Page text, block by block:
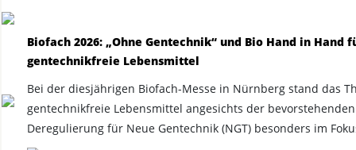
Biofach 2026: „Ohne Gentechnik“ und Bio Hand in Hand
gentechnikfreie Lebensmittel
Bei der diesjährigen Biofach-Messe in Nürnberg stand das
gentechnikfreie Lebensmittel angesichts der bevorstehenden
Deregulierung für Neue Gentechnik (NGT) besonders im